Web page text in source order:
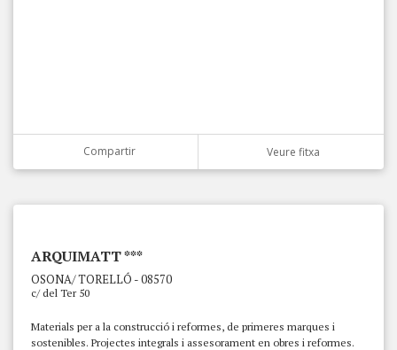
Compartir Veure fitxa
ARQUIMATT ***
OSONA/ TORELLÓ - 08570
c/ del Ter 50
Materials per a la construcció i reformes, de primeres marques i
sostenibles. Projectes integrals i assesorament en obres i reformes.